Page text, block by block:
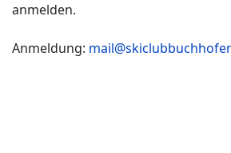
anmelden.
Anmeldung: